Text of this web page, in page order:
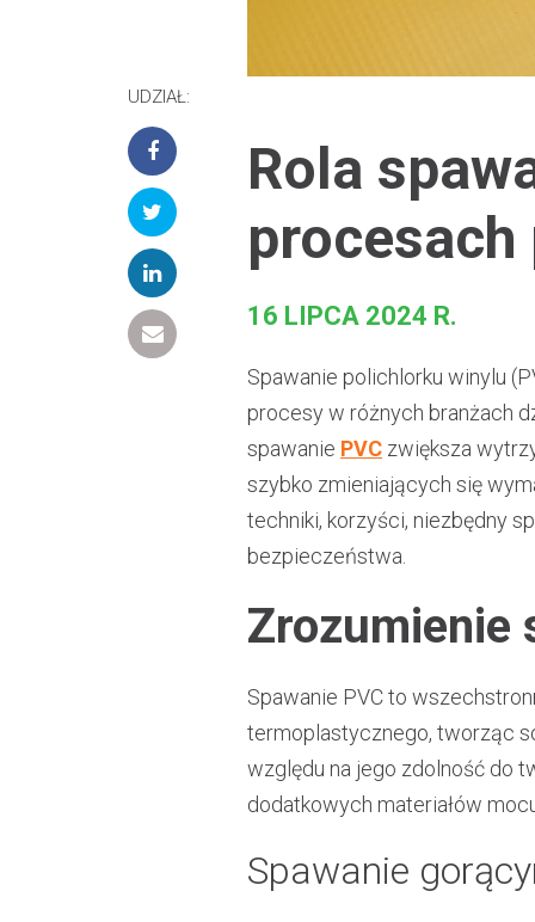
Rola
16 LIPCA 2024 R.
UDZIAŁ:
Spawanie polichlorku winylu
procesy w różnych branżach
spawanie PVC zwiększa
szybko zmieniających się
techniki, korzyści, niezbędny
bezpieczeństwa.
Zrozumienie
Spawanie PVC to
termoplastycznego, tworząc
względu na jego zdolność do
dodatkowych materiałów
Spawanie